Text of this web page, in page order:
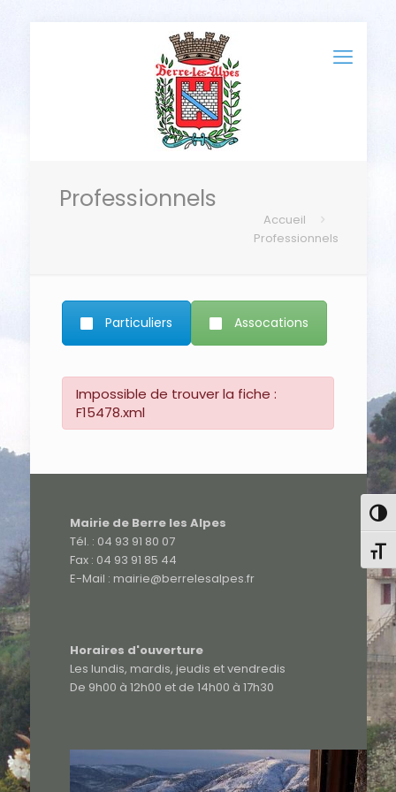
Professionnels
Accueil
Professionnels
Particuliers Assocations
Impossible de trouver la fiche :
F15478.xml
Mairie de Berre les Alpes
Tél. : 04 93 91 80 07
Fax : 04 93 91 85 44
E-Mail : mairie@berrelesalpes.fr
Horaires d'ouverture
Les lundis, mardis, jeudis et vendredis
De 9h00 à 12h00 et de 14h00 à 17h30